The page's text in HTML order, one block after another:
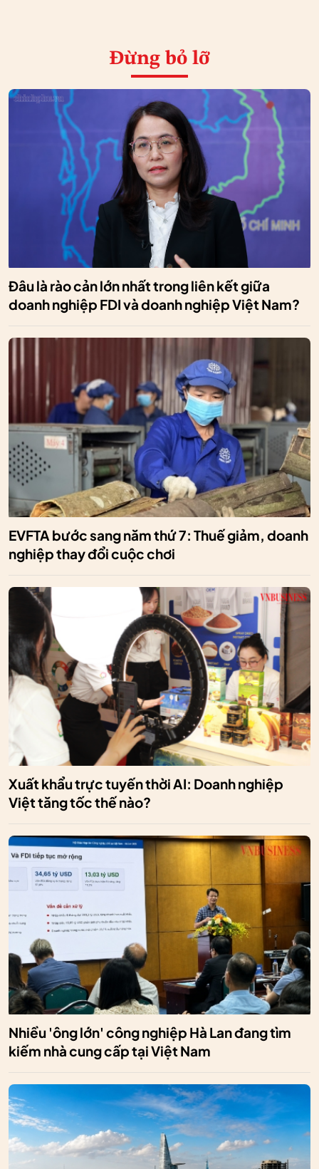
Đừng bỏ lỡ
Đâu là rào cản lớn nhất trong liên kết giữa
doanh nghiệp FDI và doanh nghiệp Việt Nam?
EVFTA bước sang năm thứ 7: Thuế giảm, doanh
nghiệp thay đổi cuộc chơi
Xuất khẩu trực tuyến thời AI: Doanh nghiệp
Việt tăng tốc thế nào?
Nhiều 'ông lớn' công nghiệp Hà Lan đang tìm
kiếm nhà cung cấp tại Việt Nam